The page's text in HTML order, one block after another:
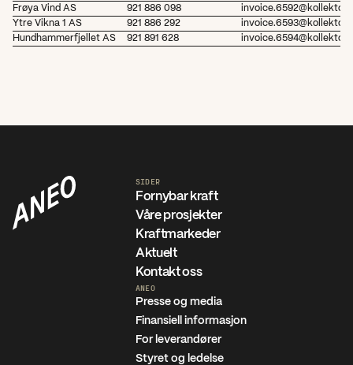
Frøya Vind AS
921 886 098
Ytre Vikna 1 AS
921 886 292
Hundhammerfjellet AS
921 891 628
SIDER
Fornybar kraft
Våre prosjekter
Kraftmarkeder
Aktuelt
Kontakt oss
ANEO
Presse og media
Finansiell informasjon
For leverandører
Styret og ledelse